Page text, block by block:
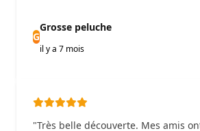
G
Grosse peluche
il y a 7 mois
"Très belle découverte. Mes amis